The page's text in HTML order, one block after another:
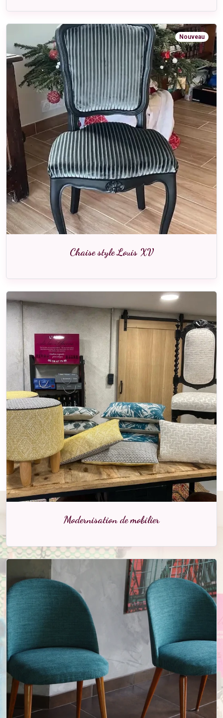
Nouveau
Chaise style Louis XV
Modernisation de mobilier